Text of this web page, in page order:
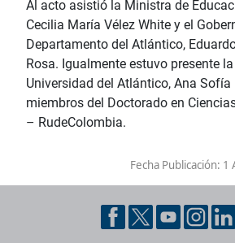
Al acto asistió la Ministra de
Cecilia María Vélez White y el
Departamento del Atlántico,
Rosa. Igualmente estuvo presente
Universidad del Atlántico, Ana Sofía
miembros del Doctorado en
– RudeColombia.
Fecha Publicación: 1